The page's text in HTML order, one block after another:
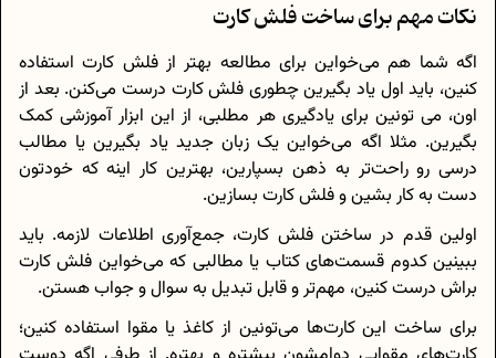
نکات مهم برای ساخت فلش کارت‌
اگه شما هم می‌خواین برای مطالعه بهتر از فلش کارت استفاده
کنین، باید اول یاد بگیرین چطوری فلش کارت درست می‌کنن. بعد از
اون، می تونین برای یادگیری هر مطلبی، از این ابزار آموزشی کمک
بگیرین. مثلا اگه می‌خواین یک زبان جدید یاد بگیرین یا مطالب
درسی رو راحت‌تر به ذهن بسپارین، بهترین کار اینه که خودتون
دست به کار بشین و فلش کارت بسازین.
اولین قدم در ساختن فلش کارت، جمع‌آوری اطلاعات لازمه. باید
ببینین کدوم قسمت‌های کتاب یا مطالبی که می‌خواین فلش کارت
براش درست کنین، مهم‌تر و قابل تبدیل به سوال و جواب هستن.
برای ساخت این کارت‌ها می‌تونین از کاغذ یا مقوا استفاده کنین؛